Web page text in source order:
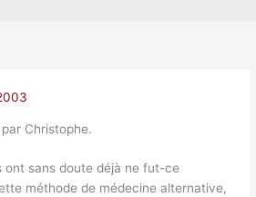
Christophe.
ont sans doute déjà ne fut-ce
méthode de médecine alternative,